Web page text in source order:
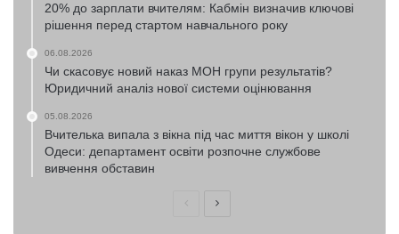
20% до зарплати вчителям: Кабмін визначив ключові
рішення перед стартом навчального року
06.08.2026
Чи скасовує новий наказ МОН групи результатів?
Юридичний аналіз нової системи оцінювання
05.08.2026
Вчителька випала з вікна під час миття вікон у школі
Одеси: департамент освіти розпочне службове
вивчення обставин
ПопередняНаступна